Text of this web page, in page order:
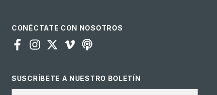
CONÉCTATE CON NOSOTROS
SUSCRÍBETE A NUESTRO BOLETÍN